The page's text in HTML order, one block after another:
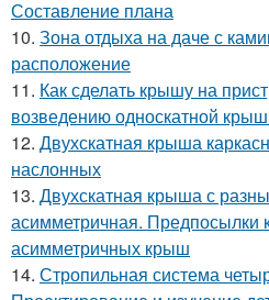
Составление плана
10. Зона отдыха на даче с
расположение
11. Как сделать крышу на
возведению односкатной
12. Двухскатная крыша
наслонных
13. Двухскатная крыша с
асимметричная. Предпосылки
асимметричных крыш
14. Стропильная система